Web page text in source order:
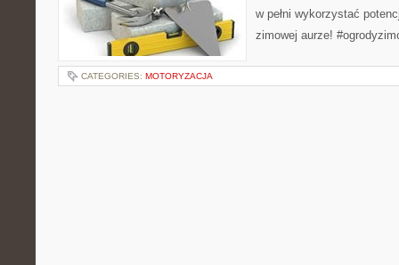
w pełni wykorzystać
zimowej aurze!
CATEGORIES: MOTORYZACJA